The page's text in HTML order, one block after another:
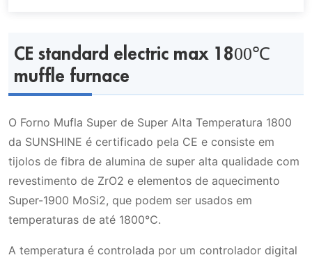
furnace
Características do Forno Mufla 1800℃
Especificações dos elementos de
aquecimento mosi2 para Forno Mufla Max
1800℃
Especificações Técnicas
Aplicação
Tamanho padrão do Forno Mufla 1800℃
CE standard electric max 1800℃
muffle furnace
O Forno Mufla Super de Super Alta Temperatura 1800
da SUNSHINE é certificado pela CE e consiste em
tijolos de fibra de alumina de super alta qualidade com
revestimento de ZrO2 e elementos de aquecimento
Super-1900 MoSi2, que podem ser usados em
temperaturas de até 1800℃.
A temperatura é controlada por um controlador digital